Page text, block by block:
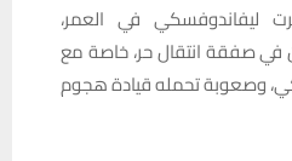
ليفاندوفسكي في العمر،
صفقة انتقال حر، خاصة مع
وصعوبة تحمله قيادة هجوم